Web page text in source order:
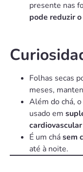
presente nas
pode reduzir
Folhas secas
meses,
Além do chá,
usado em
É um chásem
até à noite.